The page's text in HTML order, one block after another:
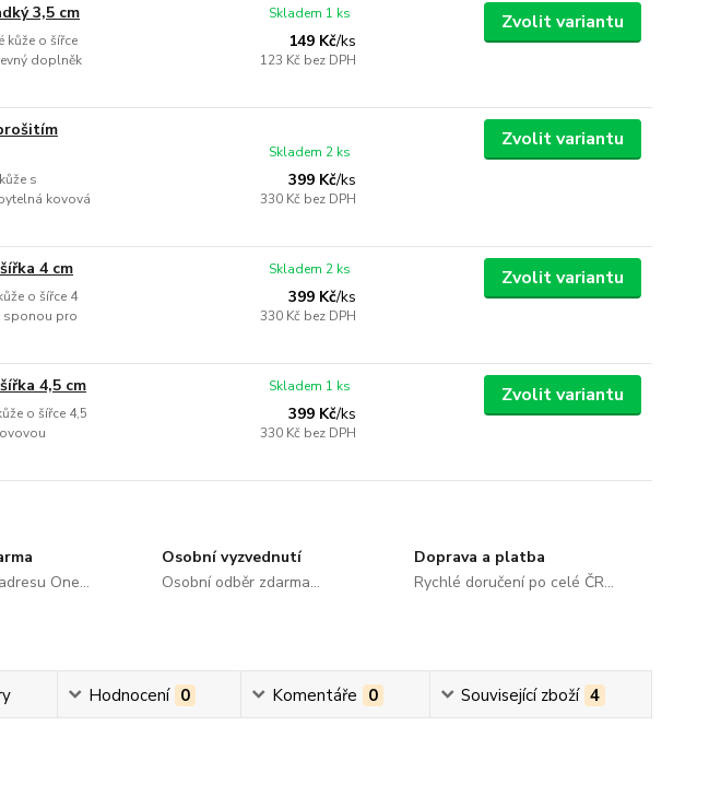
3,5 cm
kůže o šířce
doplněk
149 Kč/ks
123 Kč bez DPH
Skladem 1 ks Zvolit variantu
s
kovová
399 Kč/ks
330 Kč bez DPH
Skladem 2 ks
Zvolit variantu
4 cm
o šířce 4
sponou pro
399 Kč/ks
330 Kč bez DPH
Skladem 2 ks Zvolit variantu
4,5 cm
o šířce 4,5
399 Kč/ks
330 Kč bez DPH
Skladem 1 ks Zvolit variantu
One...
Osobní vyzvednutí
Osobní odběr zdarma...
Doprava a platba
Rychlé doručení po celé ČR...
Hodnocení 0 Komentáře 0 Související zboží 4